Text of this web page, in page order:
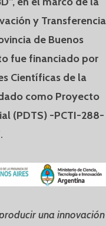
y Transferencia
de Buenos
fue financiado por
Científicas de la
como Proyecto
(PDTS) -PCTI-288-
.
una innovación